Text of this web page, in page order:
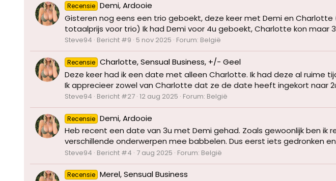
Recensie Demi, Ardooie
Gisteren nog eens een trio geboekt, deze keer met Demi en
totaalprijs voor trio) Ik had Demi voor 4u geboekt, Charlotte kon maar
Steve94 Bericht #9 5 nov 2025 Forum: België
Recensie Charlotte, Sensual Business, +/- Geel
Deze keer had ik een date met alleen Charlotte. Ik had deze al ruime
Ik apprecieer zowel van Charlotte dat ze de date heeft ingekort naar
Steve94 Bericht #27 12 aug 2025 Forum: België
Recensie Demi, Ardooie
Heb recent een date van 3u met Demi gehad. Zoals gewoonlijk ben ik
verschillende onderwerpen mee babbelen. Dus eerst iets gedronken
Steve94 Bericht #4 7 aug 2025 Forum: België
Recensie Merel, Sensual Business